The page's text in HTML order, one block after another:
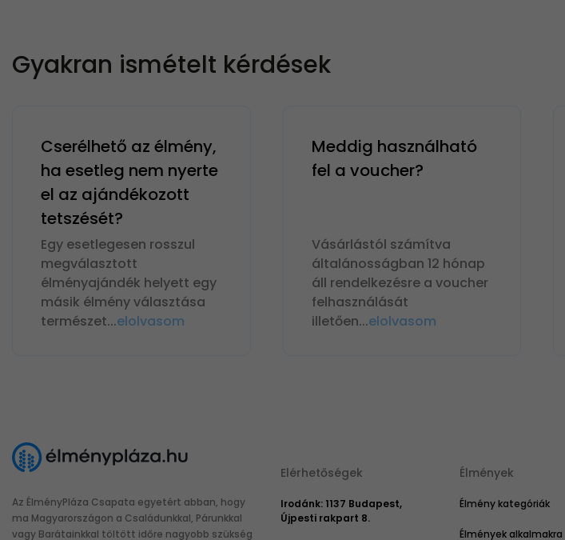
Gyakran ismételt kérdések
Cserélhető az élmény,
ha esetleg nem nyerte
el az ajándékozott
tetszését?
Egy esetlegesen rosszul
megválasztott
élményajándék helyett egy
másik élmény választása
természet...elolvasom
Meddig használható
fel a voucher?
Vásárlástól számítva
általánosságban 12 hónap
áll rendelkezésre a voucher
felhasználását
illetően...elolvasom
Az ÉlményPláza Csapata egyetért abban, hogy
ma Magyarországon a Családunkkal, Párunkkal
vagy Barátainkkal töltött időre nagyobb szükség
Elérhetőségek
Irodánk: 1137 Budapest,
Újpesti rakpart 8.
Élmények
Élmény kategóriák
Élmények alkalmakra